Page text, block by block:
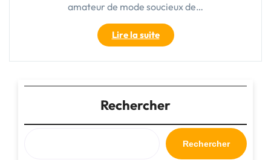
amateur de mode soucieux de…
Lire la suite"La
Valise
pour
:
Votre
Compagnon
Élégant
en
Déplacement"
Rechercher
Rechercher